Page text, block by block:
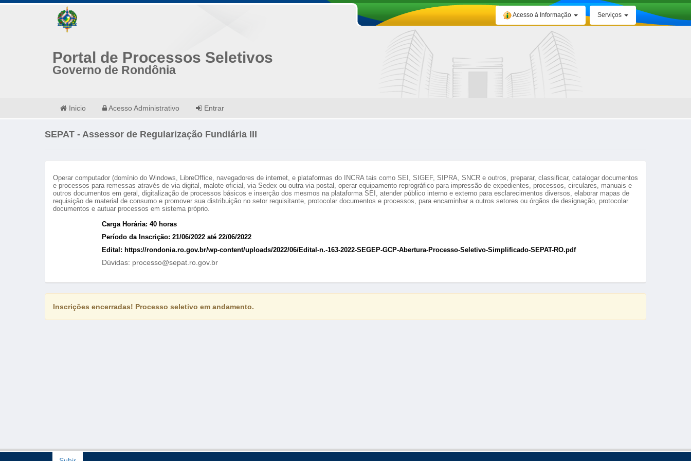
Serviços
Acesso à Informação
Portal de Processos Seletivos
Governo de Rondônia
Inicio Acesso Administrativo Entrar
SEPAT - Assessor de Regularização Fundiária III
Operar computador (domínio do Windows, LibreOffice, navegadores de internet, e plataformas do INCRA tais como SEI, SIGEF, SIPRA, SNCR e outros, preparar, classificar, catalogar documentos
e processos para remessas através de via digital, malote oficial, via Sedex ou outra via postal, operar equipamento reprográfico para impressão de expedientes, processos, circulares, manuais e
outros documentos em geral, digitalização de processos básicos e inserção dos mesmos na plataforma SEI, atender público interno e externo para esclarecimentos diversos, elaborar mapas de
requisição de material de consumo e promover sua distribuição no setor requisitante, protocolar documentos e processos, para encaminhar a outros setores ou órgãos de designação, protocolar
documentos e autuar processos em sistema próprio.
Carga Horária: 40 horas
Período da Inscrição: 21/06/2022 até 22/06/2022
Edital: https://rondonia.ro.gov.br/wp-content/uploads/2022/06/Edital-n.-163-2022-SEGEP-GCP-Abertura-Processo-Seletivo-Simplificado-SEPAT-RO.pdf
Dúvidas: processo@sepat.ro.gov.br
Inscrições encerradas! Processo seletivo em andamento.